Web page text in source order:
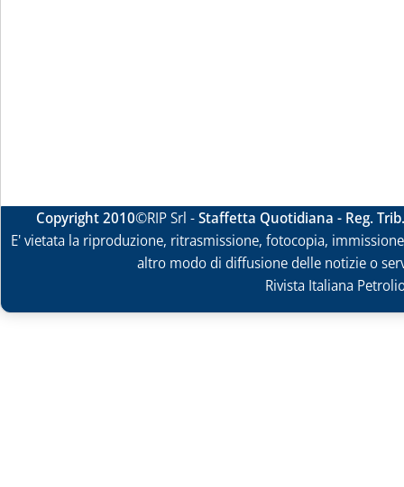
Copyright 2010©RIP Srl -Staffetta Quotidiana - Reg.
E' vietata la riproduzione, ritrasmissione, fotocopia,
altro modo di diffusione delle notizie o
Rivista Italiana